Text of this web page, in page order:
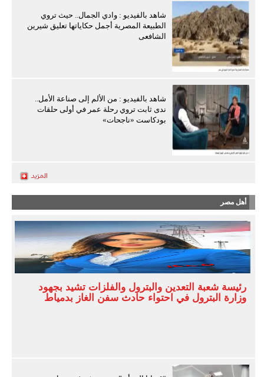
شاهد بالفيديو : وادي الجمال.. حيث تروي
الطبيعة المصرية أجمل حكاياتها تعليق شيرين
الشافعى
شاهد بالفيديو : من الألم إلى صناعة الأمل..
ندى ثابت تروي رحلة عمر في أولى حلقات
بودكاست «ناجحات»
أهل مصر
رئيسة شعبة التعدين والبترول والفلزات تشيد بجهود
وزارة البترول في احتواء حادث سفن الغاز بدمياط